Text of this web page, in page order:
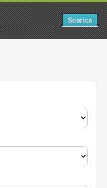
Scarica